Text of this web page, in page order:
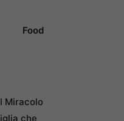
Food
Miracolo
che